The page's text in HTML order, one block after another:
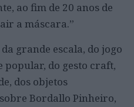
ao fim de 20 anos de
a máscara.”
grande escala, do jogo
popular, do gesto craft,
dos objetos
Bordallo Pinheiro,